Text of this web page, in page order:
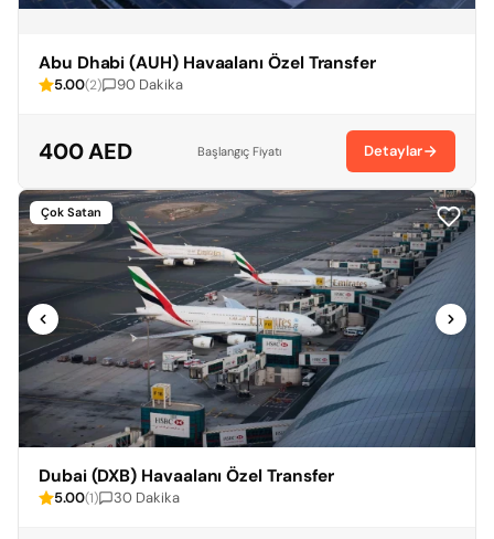
Abu Dhabi (AUH) Havaalanı Özel Transfer
5.00(2) 90 Dakika
400 AED Başlangıç Fiyatı Detaylar
Çok Satan
Dubai (DXB) Havaalanı Özel Transfer
5.00(1) 30 Dakika